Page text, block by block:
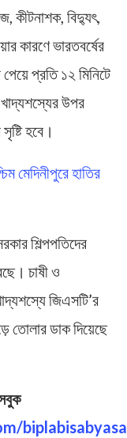
কীটনাশক, বিদ্যুৎ,
কারণে ভারতবর্ষের
প্রতি ১২ মিনিটে
উপর
হবে।
মেদিনীপুরে হাতির
শিল্পপতিদের
চাষী ও
জিএসটি’র
তোলার ডাক দিয়েছে